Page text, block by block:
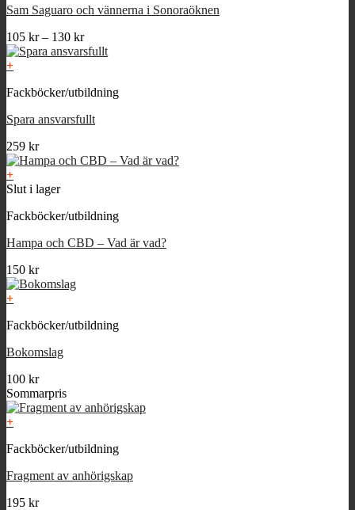
har
varianter.
De
olika
kan
väljas
på
produktsidan
Sam Saguaro och vännerna i Sonoraöknen
105 kr – 130 krPrisintervall:
105 kr
+
Fackböcker/utbildning
Spara ansvarsfullt
259 kr
+
Slut i lager
Fackböcker/utbildning
Hampa och CBD – Vad är vad?
150 kr
+
Fackböcker/utbildning
Bokomslag
100 kr
Sommarpris
+
Fackböcker/utbildning
Fragment av anhörigskap
195 kr